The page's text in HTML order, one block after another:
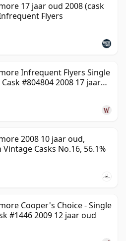
17 jaar oud 2008 (cask
Flyers
Infrequent Flyers Single
#804804 2008 17 jaar
2008 10 jaar oud,
Casks No.16, 56.1%
Cooper's Choice - Single
#1446 2009 12 jaar oud